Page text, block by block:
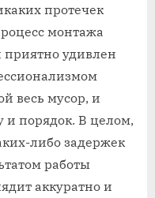
протечек
монтажа
приятно удивлен
весь мусор‚ и
и порядок. В целом‚
либо задержек
работы
аккуратно и